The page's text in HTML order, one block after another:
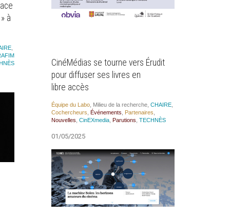
à
CinéMédias se tourne vers Érudit
pour diffuser ses livres en
libre accès
Équipe du Labo Milieu de la recherche CHAIRE
Cocher­cheurs
Évé­ne­ments Par­te­naires
Nou­velles CinEX­me­dia Paru­tions TECHNÈS
01/05/2025